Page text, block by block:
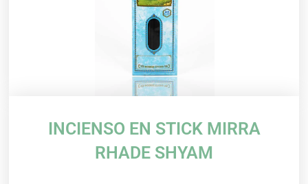
INCIENSO EN STICK MIRRA
RHADE SHYAM